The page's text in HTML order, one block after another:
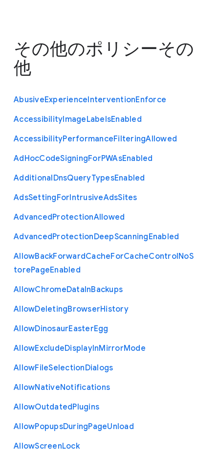
その他のポリシーその
他
AbusiveExperienceInterventionEnforce
AccessibilityImageLabelsEnabled
AccessibilityPerformanceFilteringAllowed
AdHocCodeSigningForPWAsEnabled
AdditionalDnsQueryTypesEnabled
AdsSettingForIntrusiveAdsSites
AdvancedProtectionAllowed
AdvancedProtectionDeepScanningEnabled
AllowBackForwardCacheForCacheControlNoS
torePageEnabled
AllowChromeDataInBackups
AllowDeletingBrowserHistory
AllowDinosaurEasterEgg
AllowExcludeDisplayInMirrorMode
AllowFileSelectionDialogs
AllowNativeNotifications
AllowOutdatedPlugins
AllowPopupsDuringPageUnload
AllowScreenLock